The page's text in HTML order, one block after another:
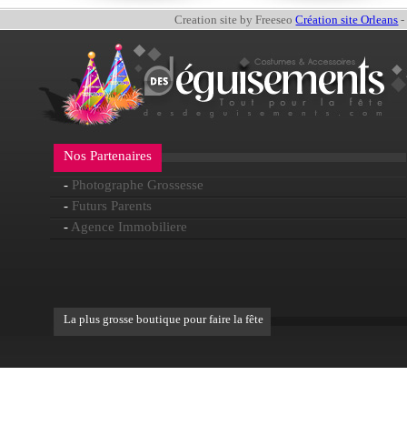
Creation site by FreeseoCréation site Orleans -
Nos Partenaires
- Photographe Grossesse
- Futurs Parents
- Agence Immobiliere
La plus grosse boutique pour faire la fête